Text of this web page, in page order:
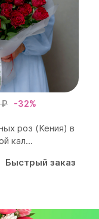
₽ -32%
роз (Кения) в
кал...
Быстрый заказ